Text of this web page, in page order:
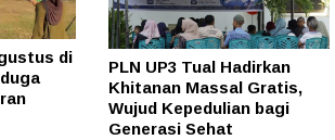
di
PLN UP3 Tual Hadirkan
Khitanan Massal Gratis,
Wujud Kepedulian bagi
Generasi Sehat